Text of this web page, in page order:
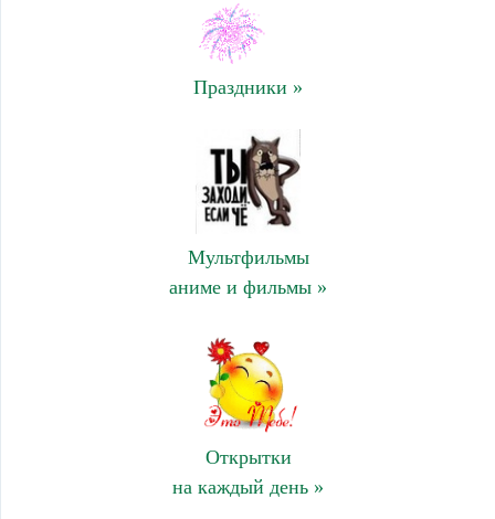
Праздники »
Мультфильмы
аниме и фильмы »
Открытки
на каждый день »